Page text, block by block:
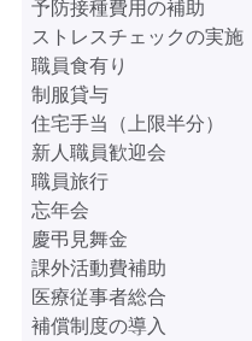
予防接種費用の補助
ストレスチェックの実施
職員食有り
制服貸与
住宅手当（上限半分）
新人職員歓迎会
職員旅行
忘年会
慶弔見舞金
課外活動費補助
医療従事者総合
補償制度の導入